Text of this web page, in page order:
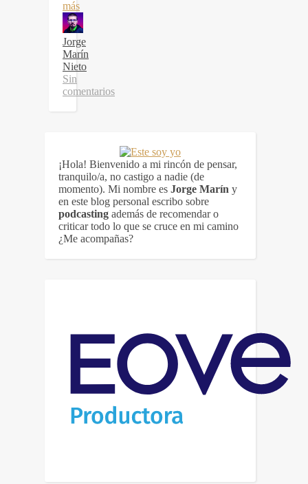
más
Jorge
Marín
Nieto
Sin
comentarios
¡Hola! Bienvenido a mi rincón de pensar,
tranquilo/a, no castigo a nadie (de
momento). Mi nombre es Jorge Marín y
en este blog personal escribo sobre
podcasting además de recomendar o
criticar todo lo que se cruce en mi camino
¿Me acompañas?